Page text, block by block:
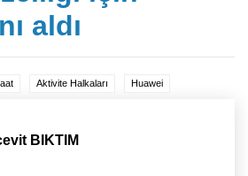
aldı
Aktivite Halkaları Huawei
BIKTIM